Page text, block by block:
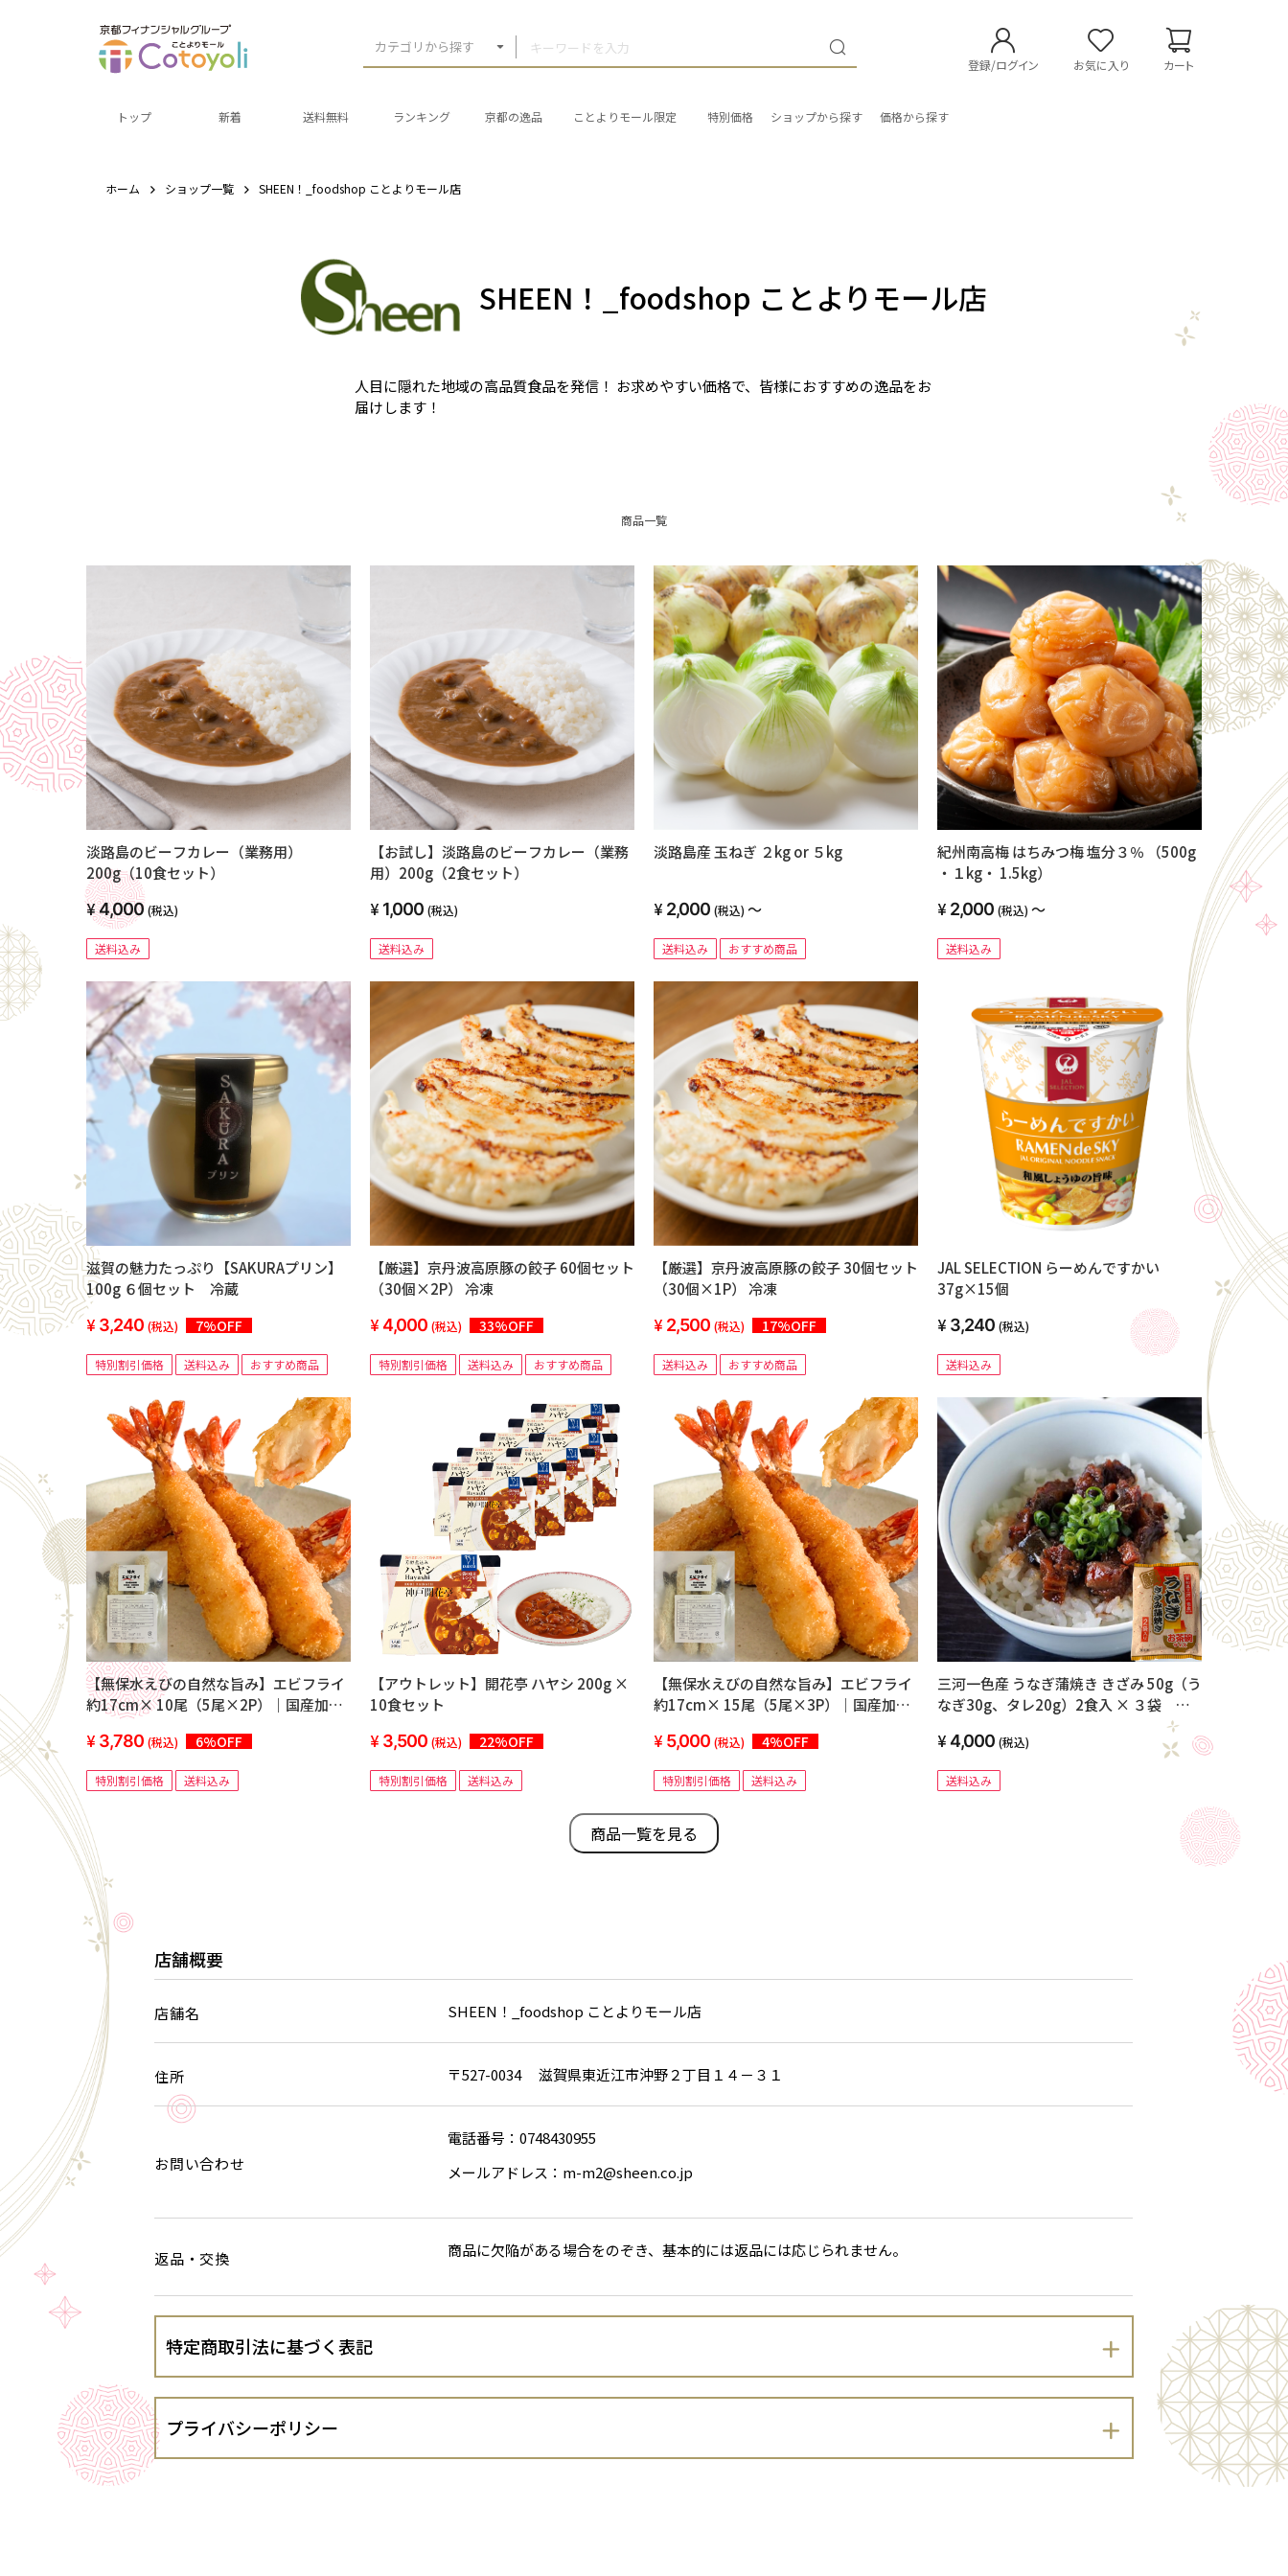
カテゴリから探す
登録/ログイン お気に入り カート
トップ 新着 送料無料 ランキング 京都の逸品 ことよりモール限定 特別価格 ショップから探す 価格から探す
ホーム ショップ一覧 SHEEN！_foodshop ことよりモール店
SHEEN！_foodshop ことよりモール店
人目に隠れた地域の高品質食品を発信！ お求めやすい価格で、皆様におすすめの逸品をお
届けします！
商品一覧
淡路島のビーフカレー（業務用）
200g（10食セット）
4,000 (税込)
送料込み
【お試し】淡路島のビーフカレー（業務
用）200g（2食セット）
1,000 (税込)
送料込み
淡路島産 玉ねぎ ２kg or ５kg
2,000 (税込) ～
送料込み おすすめ商品
紀州南高梅 はちみつ梅 塩分３％ （500g
・１kg・ 1.5kg）
2,000 (税込) ～
送料込み
滋賀の魅力たっぷり【SAKURAプリン】
100g ６個セット 冷蔵
3,240 (税込) 7%OFF
特別割引価格 送料込み おすすめ商品
【厳選】京丹波高原豚の餃子 60個セット
（30個×2P） 冷凍
4,000 (税込) 33%OFF
特別割引価格 送料込み おすすめ商品
【厳選】京丹波高原豚の餃子 30個セット
（30個×1P） 冷凍
2,500 (税込) 17%OFF
送料込み おすすめ商品
JAL SELECTION らーめんですかい
37g×15個
3,240 (税込)
送料込み
【無保水えびの自然な旨み】エビフライ
約17cm× 10尾（5尾×2P）｜国産加
工・シンプル原材料・冷凍・揚げるだけ
3,780 (税込) 6%OFF
特別割引価格 送料込み
【アウトレット】開花亭 ハヤシ 200g ×
10食セット
3,500 (税込) 22%OFF
特別割引価格 送料込み
【無保水えびの自然な旨み】エビフライ
約17cm× 15尾（5尾×3P）｜国産加
5,000 (税込) 4%OFF
特別割引価格 送料込み
三河一色産 うなぎ蒲焼き きざみ 50g（う
なぎ30g、タレ20g）2食入 × ３袋 冷
4,000 (税込)
送料込み
商品一覧を見る
店舗概要
店舗名 SHEEN！_foodshop ことよりモール店
住所 〒527-0034 滋賀県東近江市沖野２丁目１４－３１
お問い合わせ
電話番号：0748430955
メールアドレス：m-m2@sheen.co.jp
返品・交換 商品に欠陥がある場合をのぞき、基本的には返品には応じられません。
特定商取引法に基づく表記
プライバシーポリシー